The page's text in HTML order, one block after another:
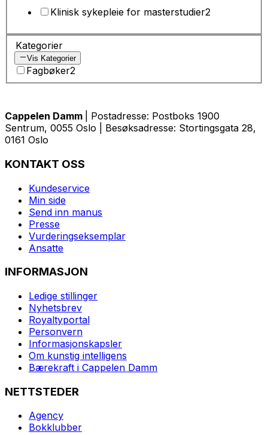
Klinisk sykepleie for masterstudier2
Kategorier
Vis Kategorier
Fagbøker2
Cappelen Damm
| Postadresse: Postboks 1900
Sentrum, 0055 Oslo | Besøksadresse: Stortingsgata 28,
0161 Oslo
KONTAKT OSS
Kundeservice
Min side
Send inn manus
Presse
Vurderingseksemplar
Ansatte
INFORMASJON
Ledige stillinger
Nyhetsbrev
Royaltyportal
Personvern
Informasjonskapsler
Om kunstig intelligens
Bærekraft i Cappelen Damm
NETTSTEDER
Agency
Bokklubber